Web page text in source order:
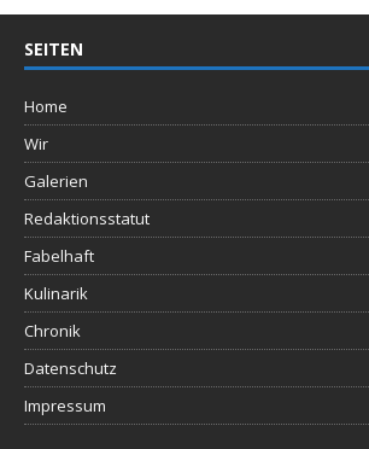
SEITEN
Home
Wir
Galerien
Redaktionsstatut
Fabelhaft
Kulinarik
Chronik
Datenschutz
Impressum